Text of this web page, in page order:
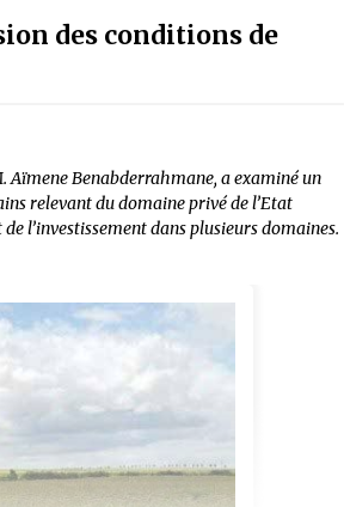
des conditions de
Aïmene Benabderrahmane, a examiné un
relevant du domaine privé de l’Etat
l’investissement dans plusieurs domaines.